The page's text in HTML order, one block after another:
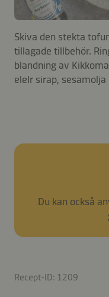
Skiva den stekta
tillagade tillbehör.
blandning av
elelr sirap, sesamolja
Du kan också
Recept-ID: 1209